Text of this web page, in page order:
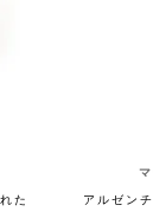
た
アルゼン